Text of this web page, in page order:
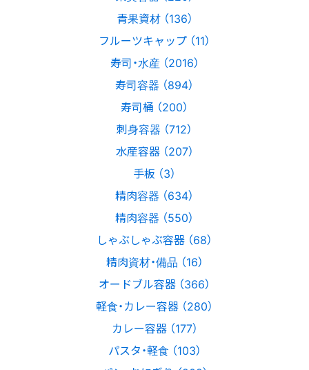
青果資材 （136）
フルーツキャップ （11）
寿司・水産 （2016）
寿司容器 （894）
寿司桶 （200）
刺身容器 （712）
水産容器 （207）
手板 （3）
精肉容器 （634）
精肉容器 （550）
しゃぶしゃぶ容器 （68）
精肉資材・備品 （16）
オードブル容器 （366）
軽食・カレー容器 （280）
カレー容器 （177）
パスタ・軽食 （103）